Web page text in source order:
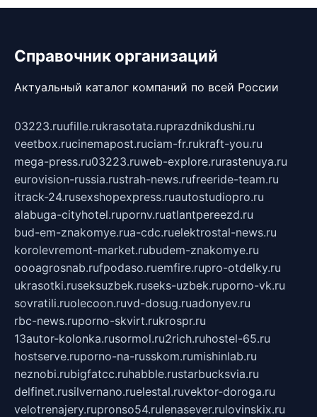
Справочник организаций
Актуальный каталог компаний по всей России
03223.ruufille.rukrasotata.ruprazdnikdushi.ru
veetbox.rucinemapost.ruciam-fr.rukraft-you.ru
mega-press.ru03223.ruweb-explore.rurastenuya.ru
eurovision-russia.rustrah-news.rufreeride-team.ru
itrack-24.rusexshopexpress.ruautostudiopro.ru
alabuga-cityhotel.rupornv.ruatlantpereezd.ru
bud-em-znakomye.rua-cdc.ruelektrostal-news.ru
korolevremont-market.rubudem-znakomye.ru
oooagrosnab.rufpodaso.ruemfire.rupro-otdelky.ru
ukrasotki.ruseksuzbek.ruseks-uzbek.ruporno-vk.ru
sovratili.ruolecoon.ruvd-dosug.ruadonyev.ru
rbc-news.ruporno-skvirt.rukrospr.ru
13autor-kolonka.rusormol.ru2rich.ruhostel-65.ru
hostserve.ruporno-na-russkom.rumishinlab.ru
neznobi.rubigfatcc.ruhabble.rustarbucksvia.ru
delfinet.rusilvernano.ruelestal.ruvektor-doroga.ru
velotrenajery.rupronso54.rulenasever.rulovinskix.ru